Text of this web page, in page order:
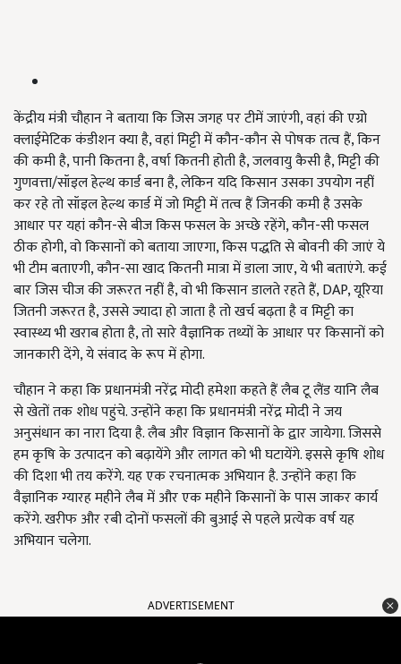
केंद्रीय मंत्री चौहान ने बताया कि जिस जगह पर टीमें जाएंगी, वहां की एग्रो
क्लाईमेटिक कंडीशन क्या है, वहां मिट्टी में कौन-कौन से पोषक तत्व हैं, किन
की कमी है, पानी कितना है, वर्षा कितनी होती है, जलवायु कैसी है, मिट्टी की
गुणवत्ता/सॉइल हेल्थ कार्ड बना है, लेकिन यदि किसान उसका उपयोग नहीं
कर रहे तो सॉइल हेल्थ कार्ड में जो मिट्टी में तत्व हैं जिनकी कमी है उसके
आधार पर यहां कौन-से बीज किस फसल के अच्छे रहेंगे, कौन-सी फसल
ठीक होगी, वो किसानों को बताया जाएगा, किस पद्धति से बोवनी की जाएं ये
भी टीम बताएगी, कौन-सा खाद कितनी मात्रा में डाला जाए, ये भी बताएंगे. कई
बार जिस चीज की जरूरत नहीं है, वो भी किसान डालते रहते हैं, DAP, यूरिया
जितनी जरूरत है, उससे ज्यादा हो जाता है तो खर्च बढ़ता है व मिट्टी का
स्वास्थ्य भी खराब होता है, तो सारे वैज्ञानिक तथ्यों के आधार पर किसानों को
जानकारी देंगे, ये संवाद के रूप में होगा.
चौहान ने कहा कि प्रधानमंत्री नरेंद्र मोदी हमेशा कहते हैं लैब टू लैंड यानि लैब
से खेतों तक शोध पहुंचे. उन्होंने कहा कि प्रधानमंत्री नरेंद्र मोदी ने जय
अनुसंधान का नारा दिया है. लैब और विज्ञान किसानों के द्वार जायेगा. जिससे
हम कृषि के उत्पादन को बढ़ायेंगे और लागत को भी घटायेंगे. इससे कृषि शोध
की दिशा भी तय करेंगे. यह एक रचनात्मक अभियान है. उन्होंने कहा कि
वैज्ञानिक ग्यारह महीने लैब में और एक महीने किसानों के पास जाकर कार्य
करेंगे. खरीफ और रबी दोनों फसलों की बुआई से पहले प्रत्येक वर्ष यह
अभियान चलेगा.
ADVERTISEMENT